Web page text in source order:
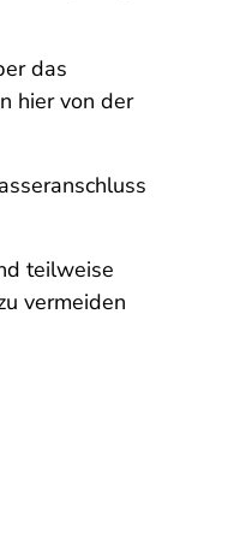
das
hier von der
teilweise
vermeiden